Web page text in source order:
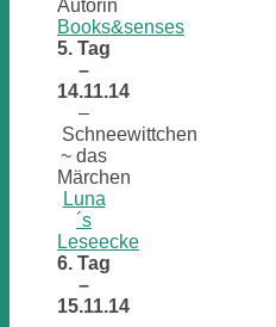
Autorin
Books&senses
5. Tag
–
14.11.14
–
Schneewittchen
~ das
Märchen
Luna
´s
Leseecke
6. Tag
–
15.11.14